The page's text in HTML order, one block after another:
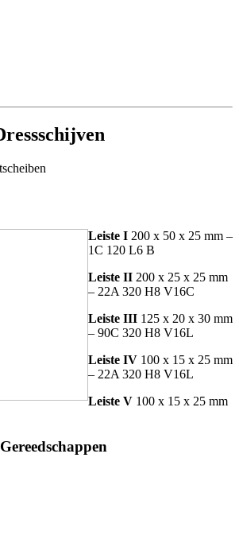
Leiste I 200 x 50 x 25 mm –
1C 120 L6 B
Leiste II 200 x 25 x 25 mm
– 22A 320 H8 V16C
Leiste III 125 x 20 x 30 mm
– 90C 320 H8 V16L
Leiste IV 100 x 15 x 25 mm
– 22A 320 H8 V16L
Leiste V 100 x 15 x 25 mm